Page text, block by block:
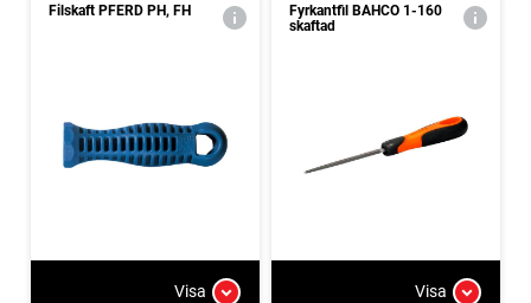
Filskaft PFERD PH, FH
Visa
Fyrkantfil BAHCO 1-160
skaftad
Visa